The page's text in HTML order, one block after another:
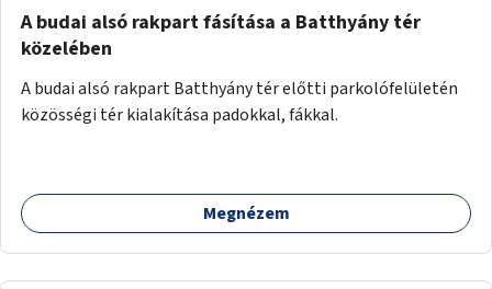
A budai alsó rakpart fásítása a Batthyány tér
közelében
A budai alsó rakpart Batthyány tér előtti parkolófelületén
közösségi tér kialakítása padokkal, fákkal.
Megnézem